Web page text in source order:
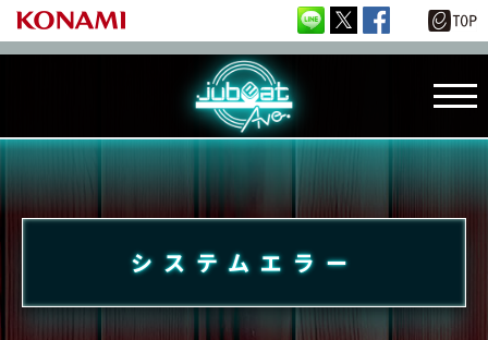
システムエラー